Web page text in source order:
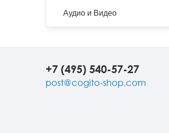
Аудио и Видео
+7 (495) 540-57-27
post@cogito-shop.com